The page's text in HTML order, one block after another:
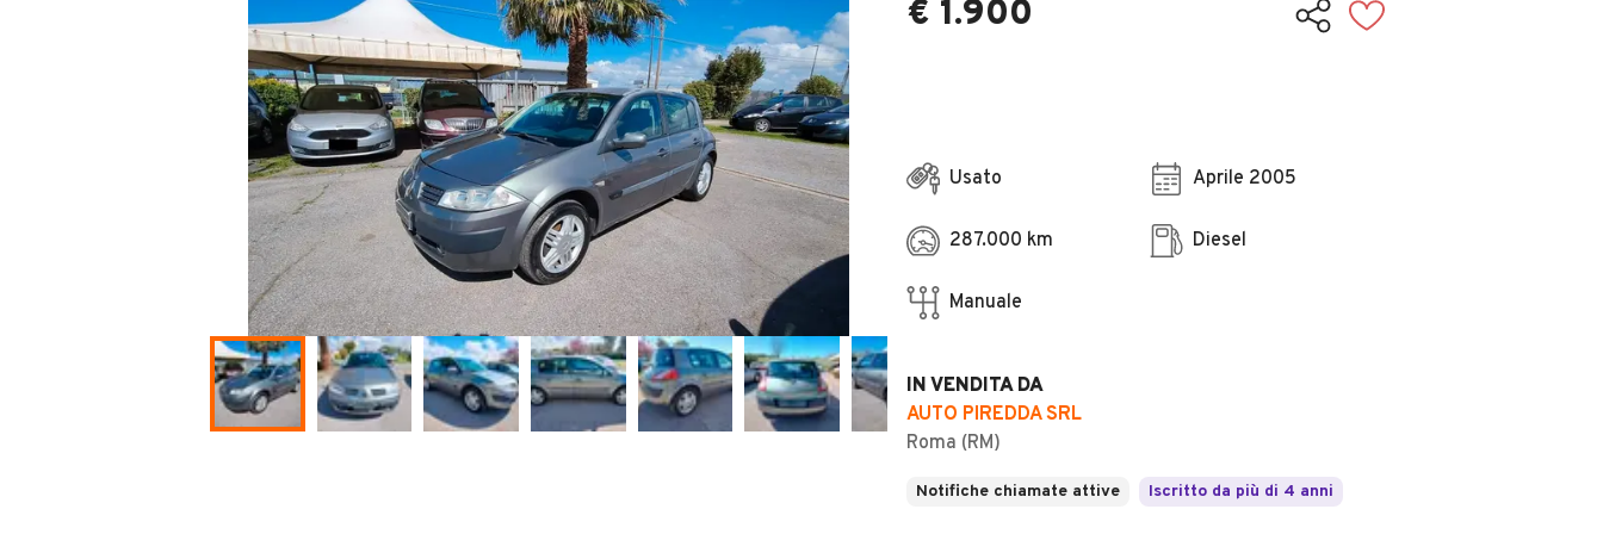
€ 1.900
Usato Aprile 2005
287.000 km Diesel
Manuale
IN VENDITA DA
AUTO PIREDDA SRL
Roma (RM)
Notifiche chiamate attive Iscritto da più di 4 anni